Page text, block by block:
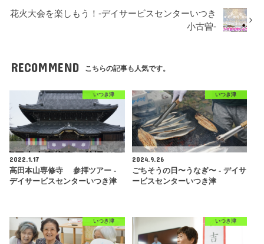
花火大会を楽しもう！-デイサービスセンターいつき
小古曽-
RECOMMEND こちらの記事も人気です。
いつき津
2022.1.17
高田本山専修寺 参拝ツアー -
デイサービスセンターいつき津
いつき津
2024.9.26
ごちそうの日〜うなぎ〜 - デイサ
ービスセンターいつき津
いつき津 いつき津